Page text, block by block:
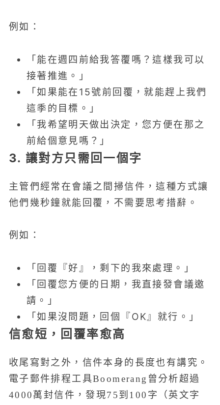
例如：
「能在週四前給我答覆嗎？這樣我可以
接著推進。」
「如果能在15號前回覆，就能趕上我們
這季的目標。」
「我希望明天做出決定，您方便在那之
前給個意見嗎？」
3. 讓對方只需回一個字
主管們經常在會議之間掃信件，這種方式讓
他們幾秒鐘就能回覆，不需要思考措辭。
例如：
「回覆『好』，剩下的我來處理。」
「回覆您方便的日期，我直接發會議邀
請。」
「如果沒問題，回個『OK』就行。」
信愈短，回覆率愈高
收尾寫對之外，信件本身的長度也有講究。
電子郵件排程工具Boomerang曾分析超過
4000萬封信件，發現75到100字（英文字